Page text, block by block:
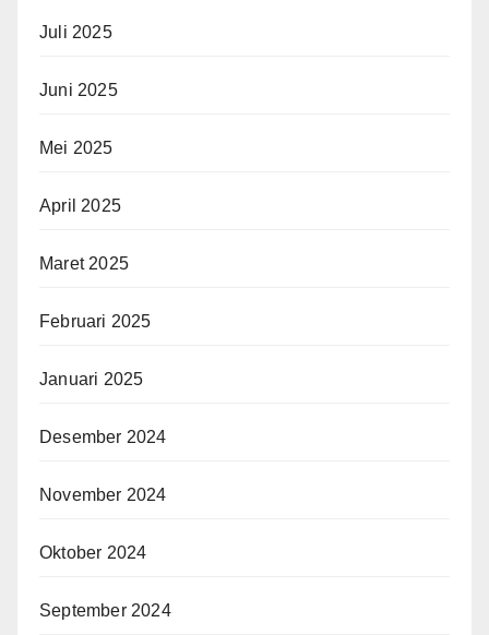
Juli 2025
Juni 2025
Mei 2025
April 2025
Maret 2025
Februari 2025
Januari 2025
Desember 2024
November 2024
Oktober 2024
September 2024